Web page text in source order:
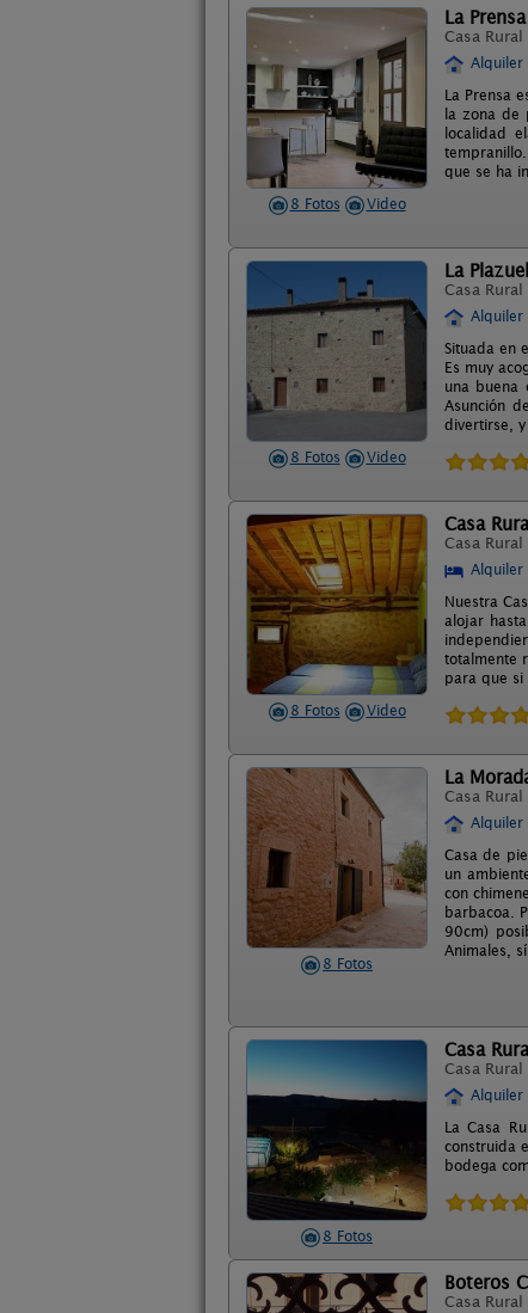
8 Fotos Video
La
Casa Rural
Alquiler
La Prensa
la zona de
localidad
que se ha
8 Fotos Video
La
Casa Rural
Alquiler
Situada en
Es muy
una buena
Asunción
divertirse, y
8 Fotos Video
Casa
Casa Rural
Alquiler
Nuestra
alojar
totalmente
para que si
8 Fotos
La
Casa Rural
Alquiler
Casa de
un
con
barbacoa.
90cm)
Animales, sí.
8 Fotos
Casa
Casa Rural
Alquiler
La Casa
construida
bodega
Boteros
Casa Rural